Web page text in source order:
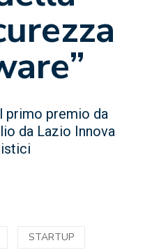
primo premio da
da Lazio Innova
STARTUP